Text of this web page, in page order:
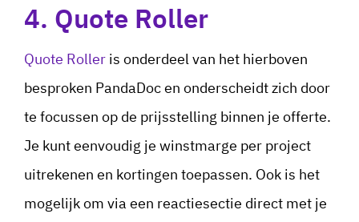
4. Quote Roller
Quote Roller is onderdeel van het hierboven
besproken PandaDoc en onderscheidt zich door
te focussen op de prijsstelling binnen je offerte.
Je kunt eenvoudig je winstmarge per project
uitrekenen en kortingen toepassen. Ook is het
mogelijk om via een reactiesectie direct met je